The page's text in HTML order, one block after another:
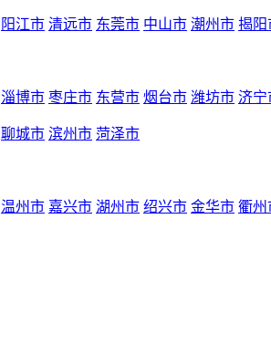
阳江市 清远市 东莞市 中山市 潮州市 揭阳
淄博市 枣庄市 东营市 烟台市 潍坊市 济宁
聊城市 滨州市 菏泽市
温州市 嘉兴市 湖州市 绍兴市 金华市 衢州